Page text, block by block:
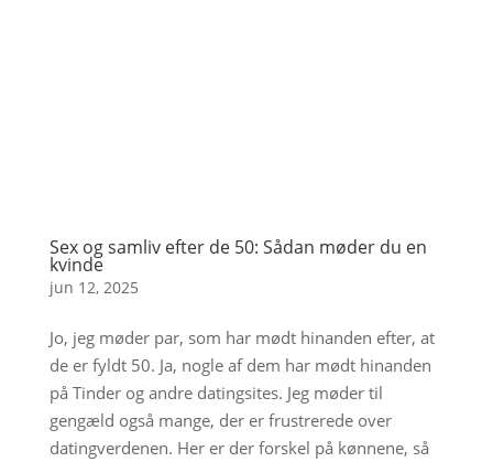
Sex og samliv efter de 50: Sådan møder du en
kvinde
jun 12, 2025
Jo, jeg møder par, som har mødt hinanden efter, at
de er fyldt 50. Ja, nogle af dem har mødt hinanden
på Tinder og andre datingsites. Jeg møder til
gengæld også mange, der er frustrerede over
datingverdenen. Her er der forskel på kønnene, så